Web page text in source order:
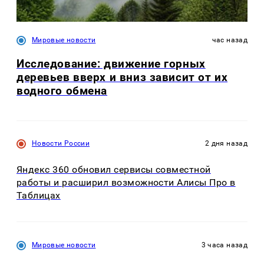
Мировые новости час назад
Исследование: движение горных
деревьев вверх и вниз зависит от их
водного обмена
Новости России 2 дня назад
Яндекс 360 обновил сервисы совместной
работы и расширил возможности Алисы Про в
Таблицах
Мировые новости 3 часа назад